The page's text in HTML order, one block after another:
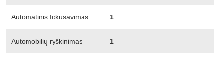
Automatinis fokusavimas 1
Automobilių ryškinimas 1